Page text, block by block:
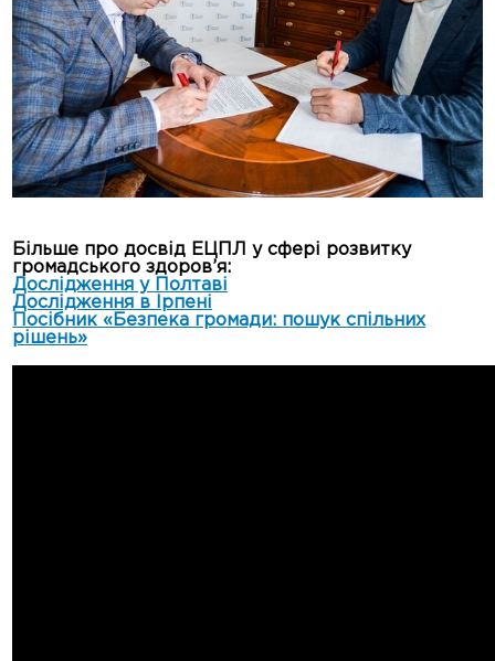
Більше про досвід ЕЦПЛ у сфері розвитку
громадського здоров’я:
Дослідження у Полтаві
Дослідження в Ірпені
Посібник «Безпека громади: пошук спільних
рішень»